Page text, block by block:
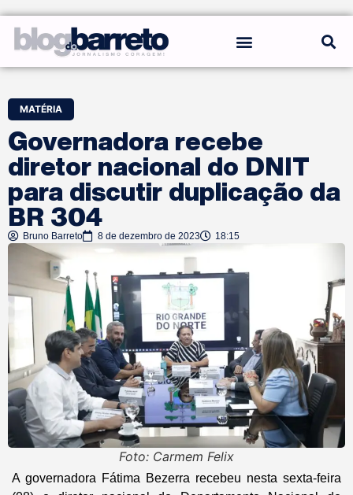
MATÉRIA
Governadora recebe
diretor nacional do DNIT
para discutir duplicação da
BR 304
Bruno Barreto 8 de dezembro de 2023 18:15
Foto: Carmem Felix
A governadora Fátima Bezerra recebeu nesta sexta-feira